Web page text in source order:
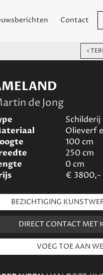
Contact
de Jong
Schilderij
Olieverf
100cm
250cm
0cm
€ 3800,-
BEZICHTIGING
DIRECT CONTACT MET